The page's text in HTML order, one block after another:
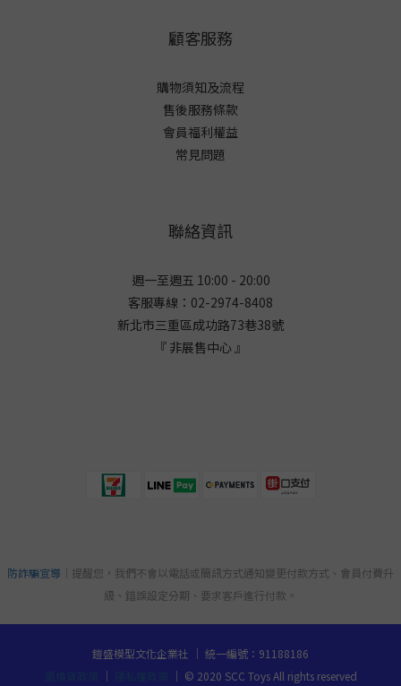
顧客服務
購物須知及流程
售後服務條款
會員福利權益
常見問題
聯絡資訊
週一至週五 10:00 - 20:00
客服專線：02-2974-8408
新北市三重區成功路73巷38號
『 非展售中心 』
防詐騙宣導 ｜提醒您，我們不會以電話或簡訊方式通知變更付款方式、會員付費升
級、錯誤設定分期、要求客戶進行付款。
鎧盛模型文化企業社 ｜ 統一編號：91188186
｜ ｜ © 2020 SCC Toys All rights reserved